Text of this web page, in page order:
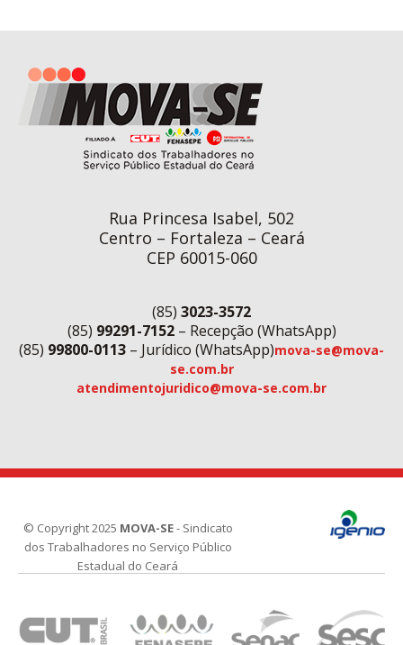
Rua Princesa Isabel, 502
Centro – Fortaleza – Ceará
CEP 60015-060
(85) 3023-3572
(85) 99291-7152– Recepção (WhatsApp)
(85) 99800-0113 – Jurídico (WhatsApp)mova-se@mova-
se.com.br
atendimentojuridico@mova-se.com.br
© Copyright 2025 MOVA-SE- Sindicato
dos Trabalhadores no Serviço Público
Estadual do Ceará